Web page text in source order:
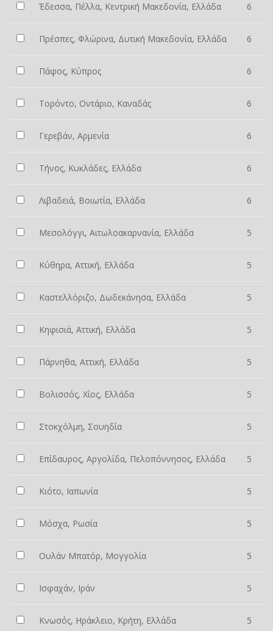
Έδεσσα, Πέλλα, Κεντρική Μακεδονία, Ελλάδα 6
Πρέσπες, Φλώρινα, Δυτική Μακεδονία, Ελλάδα 6
Πάφος, Κύπρος 6
Τορόντο, Οντάριο, Καναδάς 6
Γερεβάν, Αρμενία 6
Τήνος, Κυκλάδες, Ελλάδα 6
Λιβαδειά, Βοιωτία, Ελλάδα 6
Μεσολόγγι, Αιτωλοακαρνανία, Ελλάδα 5
Κύθηρα, Αττική, Ελλάδα 5
Καστελλόριζο, Δωδεκάνησα, Ελλάδα 5
Κηφισιά, Αττική, Ελλάδα 5
Πάρνηθα, Αττική, Ελλάδα 5
Βολισσός, Χίος, Ελλάδα 5
Στοκχόλμη, Σουηδία 5
Επίδαυρος, Αργολίδα, Πελοπόννησος, Ελλάδα 5
Κιότο, Ιαπωνία 5
Μόσχα, Ρωσία 5
Ουλάν Μπατόρ, Μογγολία 5
Ισφαχάν, Ιράν 5
Κνωσός, Ηράκλειο, Κρήτη, Ελλάδα 5